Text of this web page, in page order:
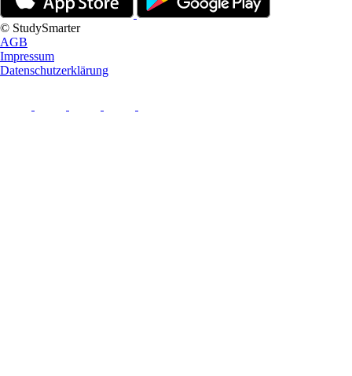
© StudySmarter
AGB
Impressum
Datenschutzerklärung